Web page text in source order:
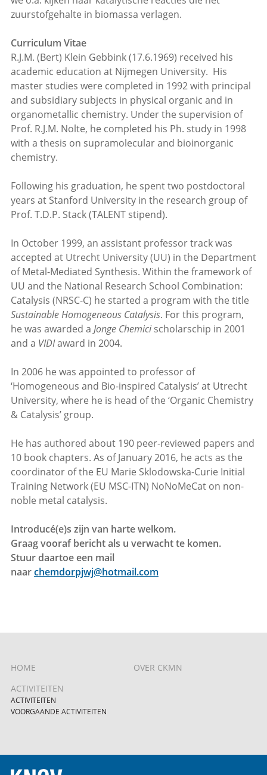
zuurstofgehalte in biomassa verlagen.
Curriculum Vitae
R.J.M. (Bert) Klein Gebbink (17.6.1969) received his
academic education at Nijmegen University. His
master studies were completed in 1992 with principal
and subsidiary subjects in physical organic and in
organometallic chemistry. Under the supervision of
Prof. R.J.M. Nolte, he completed his Ph. study in 1998
with a thesis on supramolecular and bioinorganic
chemistry.
Following his graduation, he spent two postdoctoral
years at Stanford University in the research group of
Prof. T.D.P. Stack (TALENT stipend).
In October 1999, an assistant professor track was
accepted at Utrecht University (UU) in the Department
of Metal-Mediated Synthesis. Within the framework of
UU and the National Research School Combination:
Catalysis (NRSC-C) he started a program with the title
Sustainable Homogeneous Catalysis. For this program,
he was awarded a Jonge Chemicischolarschip in 2001
and a VIDIaward in 2004.
In 2006 he was appointed to professor of
‘Homogeneous and Bio-inspired Catalysis’ at Utrecht
University, where he is head of the ‘Organic Chemistry
& Catalysis’ group.
He has authored about 190 peer-reviewed papers and
10 book chapters. As of January 2016, he acts as the
coordinator of the EU Marie Sklodowska-Curie Initial
Training Network (EU MSC-ITN) NoNoMeCat on non-
noble metal catalysis.
Introducé(e)s zijn van harte welkom.
Graag vooraf bericht als u verwacht te komen.
Stuur daartoe een mail
naarchemdorpjwj@hotmail.com
HOME
OVER CKMN
ACTIVITEITEN
ACTIVITEITEN
VOORGAANDE ACTIVITEITEN